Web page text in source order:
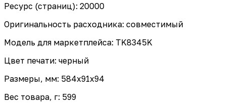
Ресурс (страниц): 20000
Оригинальность расходника: совместимый
Модель для маркетплейса: TK8345K
Цвет печати: черный
Размеры, мм: 584x91x94
Вес товара, г: 599